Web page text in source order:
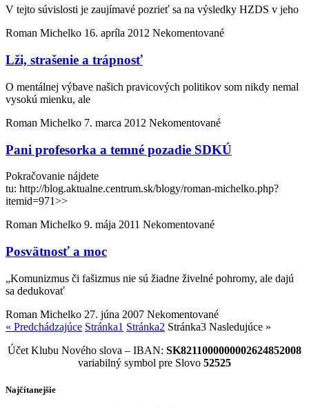
V tejto súvislosti je zaujímavé pozrieť sa na výsledky HZDS v jeho
Roman Michelko 16. apríla 2012 Nekomentované
Lži, strašenie a trápnosť
O mentálnej výbave našich pravicových politikov som nikdy nemal
vysokú mienku, ale
Roman Michelko 7. marca 2012 Nekomentované
Pani profesorka a temné pozadie SDKÚ
Pokračovanie nájdete
tu: http://blog.aktualne.centrum.sk/blogy/roman-michelko.php?
itemid=971>>
Roman Michelko 9. mája 2011 Nekomentované
Posvätnosť a moc
„Komunizmus či fašizmus nie sú žiadne živelné pohromy, ale dajú
sa dedukovať
Roman Michelko 27. júna 2007 Nekomentované
« Predchádzajúce Stránka1 Stránka2 Stránka3 Nasledujúce »
Účet Klubu Nového slova – IBAN: SK8211000000002624852008
variabilný symbol pre Slovo 52525
Najčítanejšie